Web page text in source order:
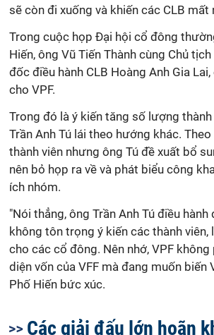
sẽ còn đi xuống và khiến các CLB
Trong cuộc họp Đại hội cổ đông
Hiến, ông Vũ Tiến Thành cùng Chủ
đốc điều hành CLB Hoàng Anh Gia
cho VPF.
Trong đó là ý kiến tăng số lượng
Trần Anh Tú lái theo hướng khác.
thành viên nhưng ông Tú đề xuất bổ
nên bỏ họp ra về và phát biểu công
ích nhóm.
"Nói thẳng, ông Trần Anh Tú điều
không tôn trọng ý kiến các thành
cho các cổ đông. Nên nhớ, VPF
diện vốn của VFF mà đang muốn biến
Phố Hiến bức xúc.
Các giải đấu lớn hoãn